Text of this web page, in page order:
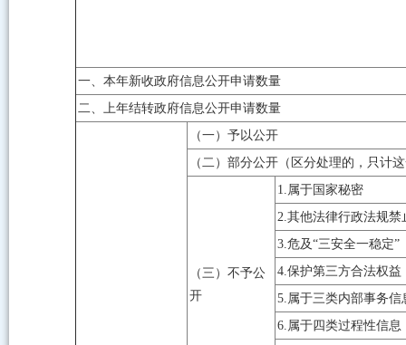
一、本年新收政府信息公开申请数量
二、上年结转政府信息公开申请数量
（一）予以公开
（二）部分公开（区分处理的，只计
（三）不予公
开
1.属于国家秘密
2.其他法律行政法规禁
3.危及“三安全一稳定”
4.保护第三方合法权益
5.属于三类内部事务信
6.属于四类过程性信息